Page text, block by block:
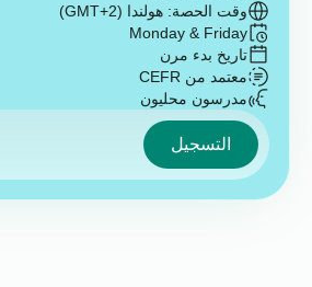
وقت الحصة: هولندا (GMT+2)
Monday & Friday
تاريخ بدء مرن
معتمد من CEFR
مدرسون محليون
التسجيل